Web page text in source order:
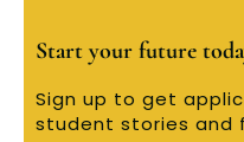
Start your future
Sign up to get
student stories and